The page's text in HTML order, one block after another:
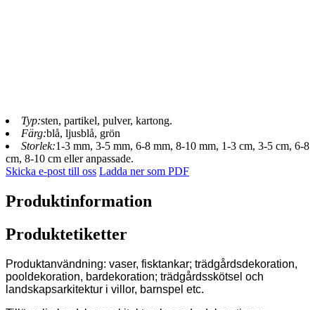
Typ:sten, partikel, pulver, kartong.
Färg:blå, ljusblå, grön
Storlek:1-3 mm, 3-5 mm, 6-8 mm, 8-10 mm, 1-3 cm, 3-5 cm, 6-8
cm, 8-10 cm eller anpassade.
Skicka e-post till oss Ladda ner som PDF
Produktinformation
Produktetiketter
Produktanvändning: vaser, fisktankar; trädgårdsdekoration,
pooldekoration, bardekoration; trädgårdsskötsel och
landskapsarkitektur i villor, barnspel etc.